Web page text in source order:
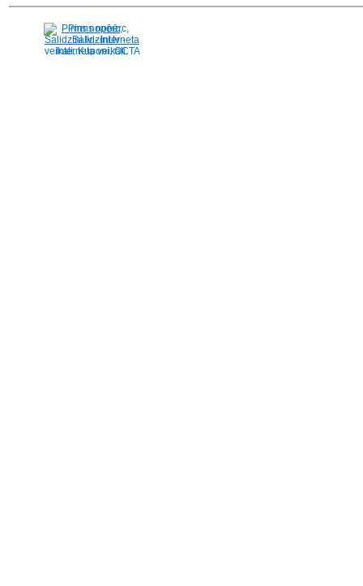
Pirms nopērc,
Salidzini.lv - Interneta
veikali, Kuponi, OCTA